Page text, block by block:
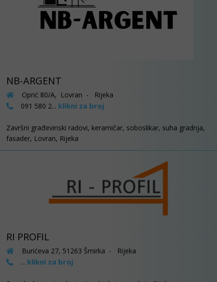
NB-ARGENT
Oprić 80/A, Lovran - Rijeka
091 580 2... klikni za broj
Završni građevinski radovi, keramičar, soboslikar, suha gradnja,
fasader, Lovran, Rijeka
RI PROFIL
Burićeva 27, 51263 Šmirka - Rijeka
... klikni za broj